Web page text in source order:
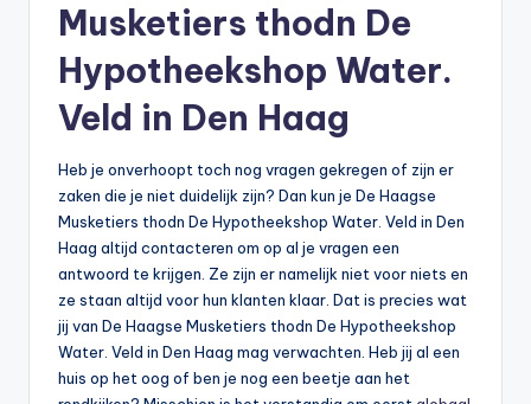
Musketiers thodn De
Hypotheekshop Water.
Veld in Den Haag
Heb je onverhoopt toch nog vragen gekregen of zijn er
zaken die je niet duidelijk zijn? Dan kun je De Haagse
Musketiers thodn De Hypotheekshop Water. Veld in Den
Haag altijd contacteren om op al je vragen een
antwoord te krijgen. Ze zijn er namelijk niet voor niets en
ze staan altijd voor hun klanten klaar. Dat is precies wat
jij van De Haagse Musketiers thodn De Hypotheekshop
Water. Veld in Den Haag mag verwachten. Heb jij al een
huis op het oog of ben je nog een beetje aan het